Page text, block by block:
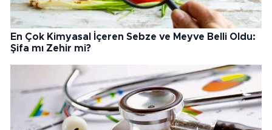
En Çok Kimyasal İçeren Sebze ve Meyve Belli Oldu:
Şifa mı Zehir mi?